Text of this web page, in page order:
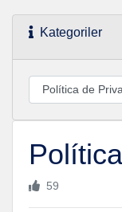
Kategoriler
59